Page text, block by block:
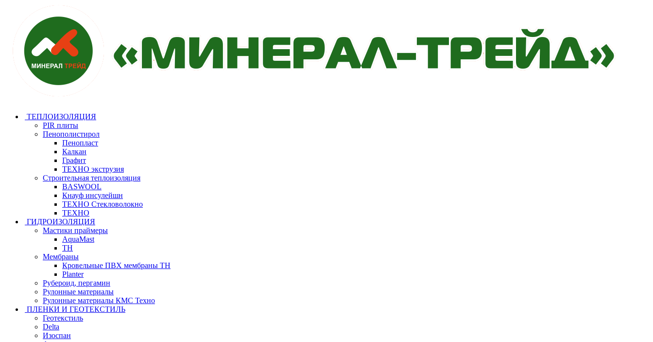
ТЕПЛОИЗОЛЯЦИЯ
PIR плиты
Пенополистирол
Пенопласт
Калкан
Графит
ТЕХНО экструзия
Строительная теплоизоляция
BASWOOL
Кнауф инсулейшн
ТЕХНО Стекловолокно
ТЕХНО
ГИДРОИЗОЛЯЦИЯ
Мастики праймеры
AquaMast
ТН
Мембраны
Кровельные ПВХ мембраны ТН
Planter
Рубероид, пергамин
Рулонные материалы
Рулонные материалы КМС Техно
ПЛЕНКИ И ГЕОТЕКСТИЛЬ
Геотекстиль
Delta
Изоспан